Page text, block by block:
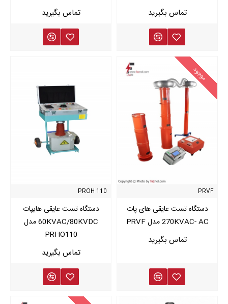
مناسب تجهیزات AC و الکترونیکی
جریان نشتی بالاتر نسبت به DC
تست Hi‑Pot DC
مناسب کابل‌ها، موتورها و تجهیزات با ظرفیت خازنی بالا
جریان نشتی کمتر
ایمن‌تر برای برخی تجهیزات حساس
نیازمند تخلیه ولتاژ DC پس از پایان تست
کاربردهای تست Hi‑Pot
تابلوهای برق فشار ضعیف و متوسط
ترانسفورماتورها و منابع تغذیه
لوازم خانگی (مطابق استانداردهای ایمنی)
کابل‌ها و هارنس‌های الکتریکی
موتورهای الکتریکی و سیم‌پیچ‌ها
پارامترهای کلیدی در تست Hi‑Pot
موجود
PRVF
دستگاه تست عایقی های پات
270KVAC- AC مدل PRVF
PROH 110
دستگاه تست عایقی هایپات
60KVAC/80KVDC مدل
PRHO110